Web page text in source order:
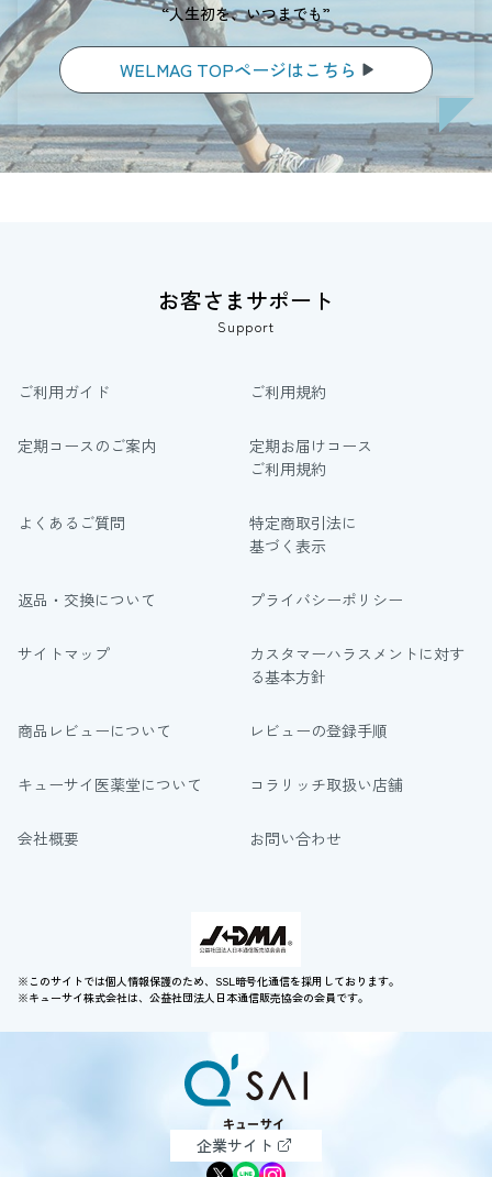
“人生初を、いつまでも”
WELMAG TOPページはこちら
お客さまサポート
Support
ご利用ガイド ご利用規約
定期コースのご案内
定期お届けコース
ご利用規約
よくあるご質問
特定商取引法に
基づく表示
返品・交換について プライバシーポリシー
サイトマップ
カスタマーハラスメントに対す
る基本方針
商品レビューについて レビューの登録手順
キューサイ医薬堂について コラリッチ取扱い店舗
会社概要 お問い合わせ
※このサイトでは個人情報保護のため、SSL暗号化通信を採用しております。
※キューサイ株式会社は、公益社団法人日本通信販売協会の会員です。
企業サイト